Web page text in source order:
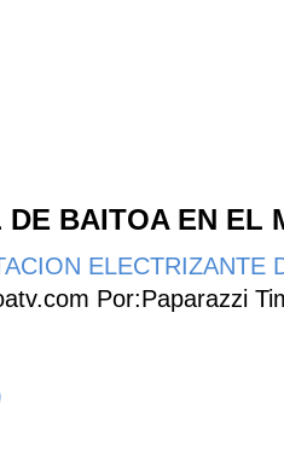
BAITOA EN EL
ELECTRIZANTE
Por:Paparazzi